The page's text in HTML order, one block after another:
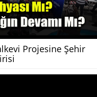
Projesine Şehir